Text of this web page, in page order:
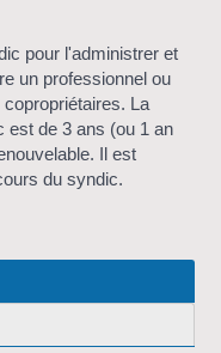
pour l'administrer et
un professionnel ou
La
est de 3 ans (ou 1 an
Il est
du syndic.